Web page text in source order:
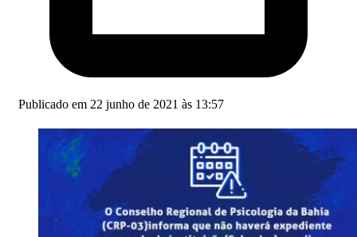
Publicado em 22 junho de 2021 às 13:57